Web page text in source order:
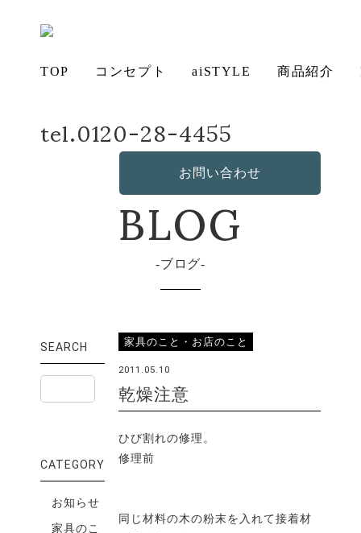
TOP コンセプト
いて
保証につ
aiSTYLE 商品紹介
ソフ
ベッ
デス
造
ファ
tel.0120-28-4455
お問い合わせ
BLOG
ブログ
家具のこと・お店のこと
2011.05.10
乾燥注意
ひび割れの修理。
修理前
同じ材料の木の粉末を入れて接着材
SEARCH
CATEGORY
お知らせ
家具のこ